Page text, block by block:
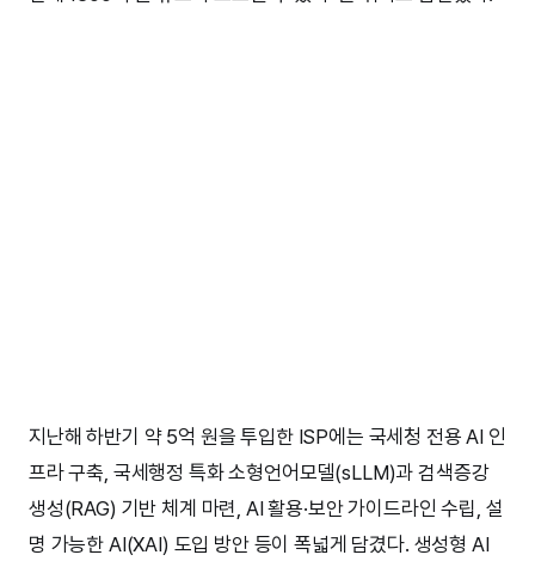
지난해 하반기 약 5억 원을 투입한 ISP에는 국세청 전용 AI 인
프라 구축, 국세행정 특화 소형언어모델(sLLM)과 검색증강
생성(RAG) 기반 체계 마련, AI 활용·보안 가이드라인 수립, 설
명 가능한 AI(XAI) 도입 방안 등이 폭넓게 담겼다. 생성형 AI